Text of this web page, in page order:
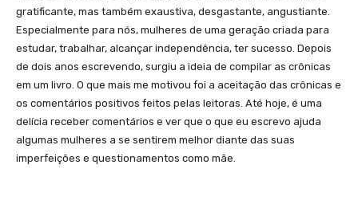
gratificante, mas também exaustiva, desgastante, angustiante.
Especialmente para nós, mulheres de uma geração criada para
estudar, trabalhar, alcançar independência, ter sucesso. Depois
de dois anos escrevendo, surgiu a ideia de compilar as crônicas
em um livro. O que mais me motivou foi a aceitação das crônicas e
os comentários positivos feitos pelas leitoras. Até hoje, é uma
delícia receber comentários e ver que o que eu escrevo ajuda
algumas mulheres a se sentirem melhor diante das suas
imperfeições e questionamentos como mãe.